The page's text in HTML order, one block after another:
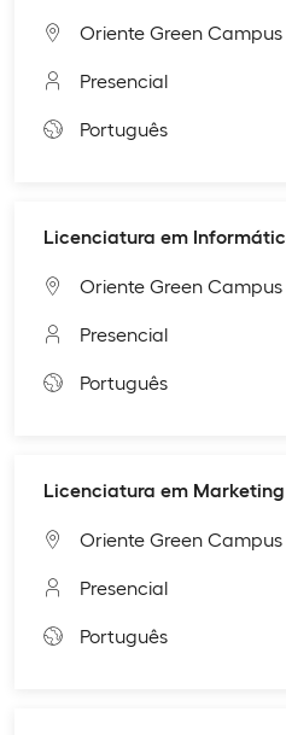
Oriente Green Campus
Presencial
Português
Licenciatura em
Oriente Green Campus
Presencial
Português
Licenciatura em
Oriente Green Campus
Presencial
Português